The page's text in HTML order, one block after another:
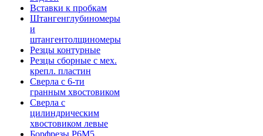
Вставки к пробкам
Штангенглубиномеры
и
штангентолщиномеры
Резцы контурные
Резцы сборные с мех.
крепл. пластин
Сверла с 6-ти
гранным хвостовиком
Сверла с
цилиндрическим
хвостовиком левые
Борфрезы Р6М5,